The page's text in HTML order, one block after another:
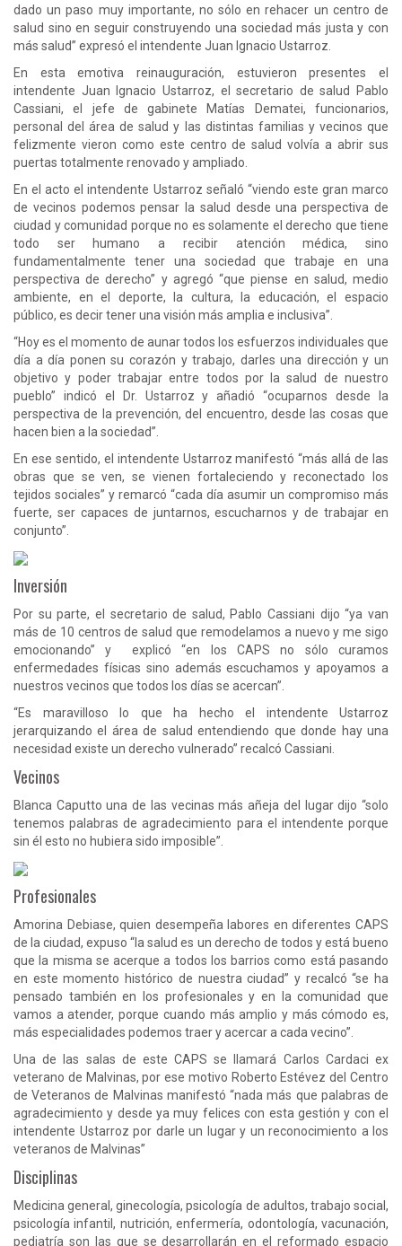
dado un paso muy importante, no sólo en rehacer un centro de
salud sino en seguir construyendo una sociedad más justa y con
más salud” expresó el intendente Juan Ignacio Ustarroz.
En esta emotiva reinauguración, estuvieron presentes el
intendente Juan Ignacio Ustarroz, el secretario de salud Pablo
Cassiani, el jefe de gabinete Matías Dematei, funcionarios,
personal del área de salud y las distintas familias y vecinos que
felizmente vieron como este centro de salud volvía a abrir sus
puertas totalmente renovado y ampliado.
En el acto el intendente Ustarroz señaló “viendo este gran marco
de vecinos podemos pensar la salud desde una perspectiva de
ciudad y comunidad porque no es solamente el derecho que tiene
todo ser humano a recibir atención médica, sino
fundamentalmente tener una sociedad que trabaje en una
perspectiva de derecho” y agregó “que piense en salud, medio
ambiente, en el deporte, la cultura, la educación, el espacio
público, es decir tener una visión más amplia e inclusiva”.
“Hoy es el momento de aunar todos los esfuerzos individuales que
día a día ponen su corazón y trabajo, darles una dirección y un
objetivo y poder trabajar entre todos por la salud de nuestro
pueblo” indicó el Dr. Ustarroz y añadió “ocuparnos desde la
perspectiva de la prevención, del encuentro, desde las cosas que
hacen bien a la sociedad”.
En ese sentido, el intendente Ustarroz manifestó “más allá de las
obras que se ven, se vienen fortaleciendo y reconectado los
tejidos sociales” y remarcó “cada día asumir un compromiso más
fuerte, ser capaces de juntarnos, escucharnos y de trabajar en
conjunto”.
Inversión
Por su parte, el secretario de salud, Pablo Cassiani dijo “ya van
más de 10 centros de salud que remodelamos a nuevo y me sigo
emocionando” y explicó “en los CAPS no sólo curamos
enfermedades físicas sino además escuchamos y apoyamos a
nuestros vecinos que todos los días se acercan”.
“Es maravilloso lo que ha hecho el intendente Ustarroz
jerarquizando el área de salud entendiendo que donde hay una
necesidad existe un derecho vulnerado” recalcó Cassiani.
Vecinos
Blanca Caputto una de las vecinas más añeja del lugar dijo “solo
tenemos palabras de agradecimiento para el intendente porque
sin él esto no hubiera sido imposible”.
Profesionales
Amorina Debiase, quien desempeña labores en diferentes CAPS
de la ciudad, expuso “la salud es un derecho de todos y está bueno
que la misma se acerque a todos los barrios como está pasando
en este momento histórico de nuestra ciudad” y recalcó “se ha
pensado también en los profesionales y en la comunidad que
vamos a atender, porque cuando más amplio y más cómodo es,
más especialidades podemos traer y acercar a cada vecino”.
Una de las salas de este CAPS se llamará Carlos Cardaci ex
veterano de Malvinas, por ese motivo Roberto Estévez del Centro
de Veteranos de Malvinas manifestó “nada más que palabras de
agradecimiento y desde ya muy felices con esta gestión y con el
intendente Ustarroz por darle un lugar y un reconocimiento a los
veteranos de Malvinas”
Disciplinas
Medicina general, ginecología, psicología de adultos, trabajo social,
psicología infantil, nutrición, enfermería, odontología, vacunación,
pediatría son las que se desarrollarán en el reformado espacio